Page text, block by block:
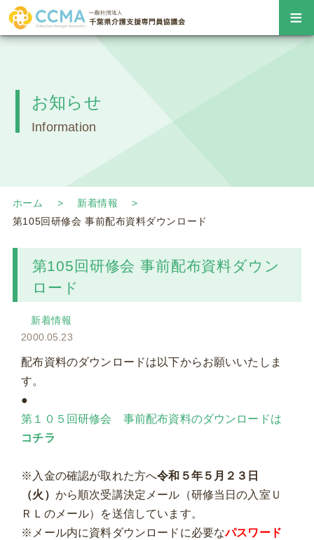
≡
お知らせ
Information
ホーム
新着情報
第105回研修会 事前配布資料ダウンロード
第105回研修会 事前配布資料ダウン
ロード
新着情報
2000.05.23
配布資料のダウンロードは以下からお願いいたしま
す。
●
第１０５回研修会 事前配布資料のダウンロードは
コチラ
※入金の確認が取れた方へ令和５年５月２３日
（火） から順次受講決定メール（研修当日の入室Ｕ
ＲＬのメール）を送信しています。
※メール内に資料ダウンロードに必要なパスワード